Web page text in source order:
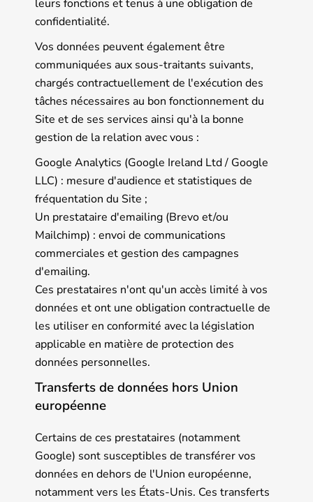
leurs fonctions et tenus à une obligation de
confidentialité.
Vos données peuvent également être
communiquées aux sous-traitants suivants,
chargés contractuellement de l'exécution des
tâches nécessaires au bon fonctionnement du
Site et de ses services ainsi qu'à la bonne
gestion de la relation avec vous :
Google Analytics (Google Ireland Ltd / Google
LLC) : mesure d'audience et statistiques de
fréquentation du Site ;
Un prestataire d'emailing (Brevo et/ou
Mailchimp) : envoi de communications
commerciales et gestion des campagnes
d'emailing.
Ces prestataires n'ont qu'un accès limité à vos
données et ont une obligation contractuelle de
les utiliser en conformité avec la législation
applicable en matière de protection des
données personnelles.
Transferts de données hors Union
européenne
Certains de ces prestataires (notamment
Google) sont susceptibles de transférer vos
données en dehors de l'Union européenne,
notamment vers les États-Unis. Ces transferts